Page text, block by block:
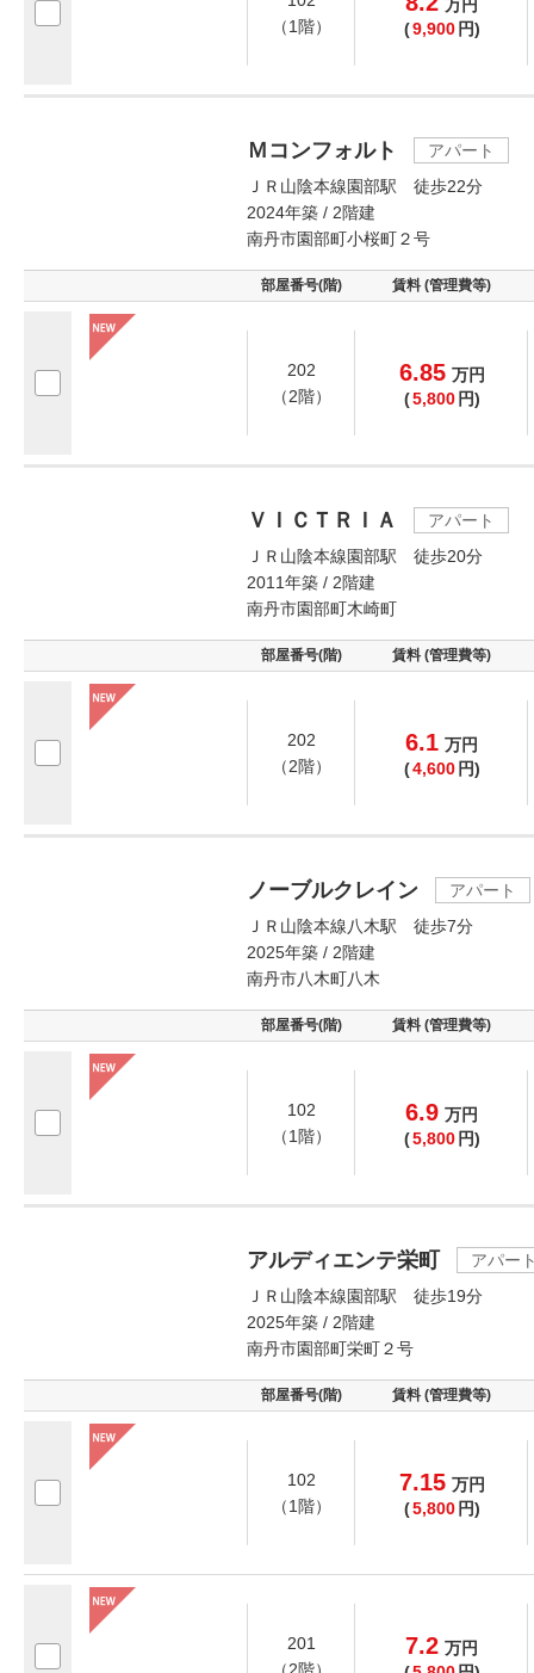
（1階）
万円
(9,900 円)
Ｍコンフォルト
アパート
ＪＲ山陰本線園部駅 徒歩22分
2024年築 / 2階建
南丹市園部町小桜町２号
部屋番号(階) 賃料 (管理費等)
202
（2階）
6.85 万円
(5,800 円)
ＶＩＣＴＲＩＡ
アパート
ＪＲ山陰本線園部駅 徒歩20分
2011年築 / 2階建
南丹市園部町木崎町
部屋番号(階) 賃料 (管理費等)
202
（2階）
6.1 万円
(4,600 円)
ノーブルクレイン
アパート
ＪＲ山陰本線八木駅 徒歩7分
2025年築 / 2階建
南丹市八木町八木
部屋番号(階) 賃料 (管理費等)
102
（1階）
6.9 万円
(5,800 円)
アルディエンテ栄町
アパー
ＪＲ山陰本線園部駅 徒歩19分
2025年築 / 2階建
南丹市園部町栄町２号
部屋番号(階) 賃料 (管理費等)
102
（1階）
7.15 万円
(5,800 円)
201
7.2 万円